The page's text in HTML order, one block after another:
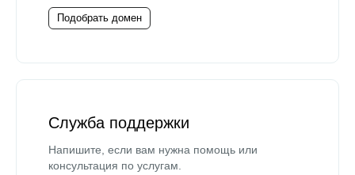
Подобрать домен
Служба поддержки
Напишите, если вам нужна помощь или
консультация по услугам.